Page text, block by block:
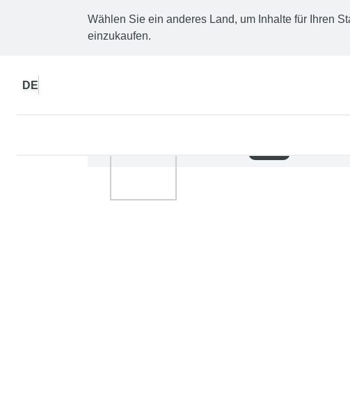
Wählen Sie ein anderes Land, um Inhalte für Ihren
einzukaufen.
DE